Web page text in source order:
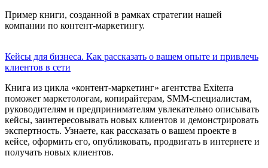
Пример книги, созданной в рамках стратегии нашей
компании по контент-маркетингу.
Кейсы для бизнеса. Как рассказать о вашем опыте и привлечь
клиентов в сети
Книга из цикла «контент-маркетинг» агентства Exiterra
поможет маркетологам, копирайтерам, SMM-специалистам,
руководителям и предпринимателям увлекательно описывать
кейсы, заинтересовывать новых клиентов и демонстрировать
экспертность. Узнаете, как рассказать о вашем проекте в
кейсе, оформить его, опубликовать, продвигать в интернете и
получать новых клиентов.